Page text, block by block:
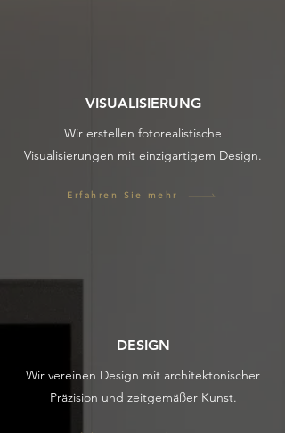
über ein einzigartiges Design.
Team &
DESIGNfundierte Expertise um Projekte effizient
VISUALISIERUNG
Wir erstellen fotorealistische
Visualisierungen mit einzigartigem Design.
Erfahren Sie mehr
DESIGN
Wir vereinen Design mit architektonischer
Präzision und zeitgemäßer Kunst.